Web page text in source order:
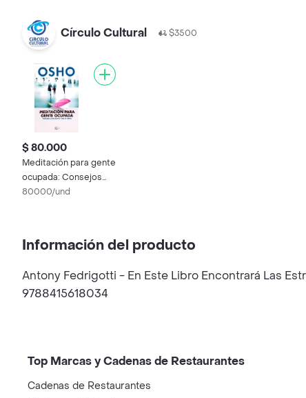
Círculo Cultural $3500
$ 80.000
Meditación para gente
ocupada: Consejos
para acabar con el
80000/und
Información del producto
Antony Fedrigotti - En Este Libro Encontrará Las
9788415618034
Top Marcas y Cadenas de Restaurantes
Cadenas de Restaurantes